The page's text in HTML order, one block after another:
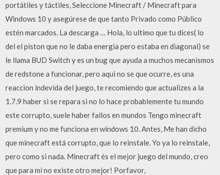
portátiles y táctiles, Seleccione Minecraft / Minecraft para
Windows 10 y asegúrese de que tanto Privado como Público
estén marcados. La descarga … Hola, lo ultimo que tu dices( lo
del el piston que no le daba energia pero estaba en diagonal) se
le llama BUD Switch y es un bug que ayuda a muchos mecanismos
de redstone a funcionar, pero aqui no se que ocurre, es una
reaccion indevida del juego, te recomiendo que actualizes a la
1.7.9 haber si se repara si no lo hace probablemente tu mundo
este corrupto, suele haber fallos en mundos Tengo minecraft
premium y no me funciona en windows 10. Antes, Me han dicho
que minecraft está corrupto, que lo reinstale. Yo ya lo reinstale,
pero como si nada. Minecraft és el mejor juego del mundo, creo
que para mi no existe otro mejor! Porfavor,